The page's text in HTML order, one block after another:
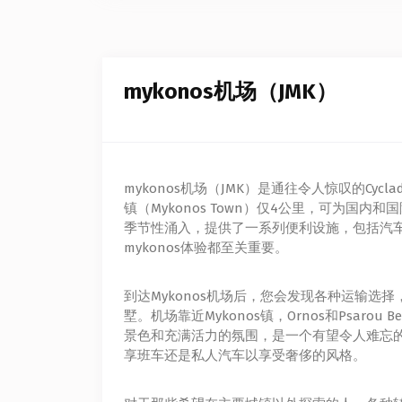
mykonos机场（JMK）
mykonos机场（JMK）是通往令人惊叹的
镇（Mykonos Town）仅4公里，可为国内和
季节性涌入，提供了一系列便利设施，包括
mykonos体验都至关重要。
到达Mykonos机场后，您会发现各种运输选
墅。机场靠近Mykonos镇，Ornos和Psarou
景色和充满活力的氛围，是一个有望令人难
享班车还是私人汽车以享受奢侈的风格。